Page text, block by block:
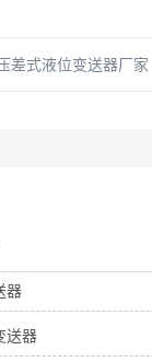
差式液位变送器厂家
器
送器